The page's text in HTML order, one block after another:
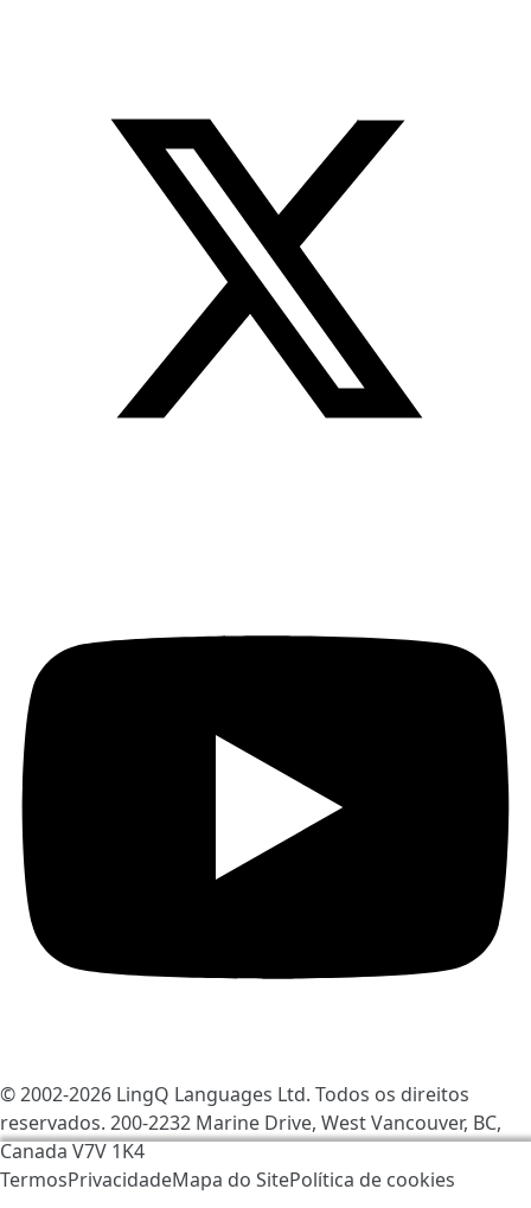
Nós usamos os cookies para ajudar a melhorar o
LingQ. Ao visitar o site, você concorda com a nossa
© 2002-2026 LingQ Languages Ltd. Todos os direitos
reservados. 200-2232 Marine Drive, West Vancouver, BC,
Canada V7V 1K4
TermosPrivacidadeMapa do SitePolítica de cookies